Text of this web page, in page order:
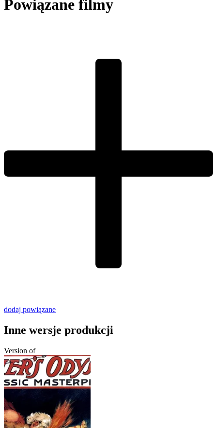
Powiązane filmy
dodaj powiązane
Inne wersje produkcji
Version of